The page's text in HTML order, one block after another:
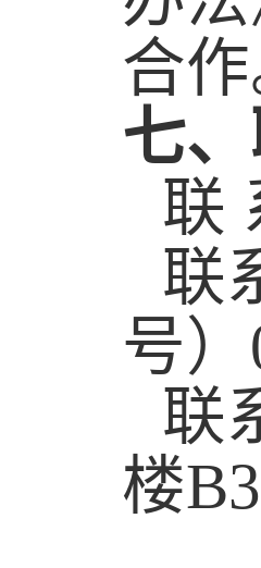
合
七
联
联
号）
联
楼